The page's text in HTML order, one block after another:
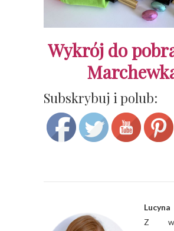
Wykrój do
Subskrybuj i polub:
Lucyna
Z